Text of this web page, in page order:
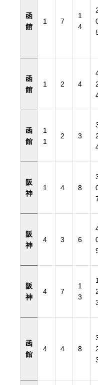
函
館
1 7
1
4
函
館
1 2 4
函
館
1
1
2 3
阪
神
1 4 8
阪
神
4 3 6
阪
神
4 7
1
3
1
函
館
4 4 8